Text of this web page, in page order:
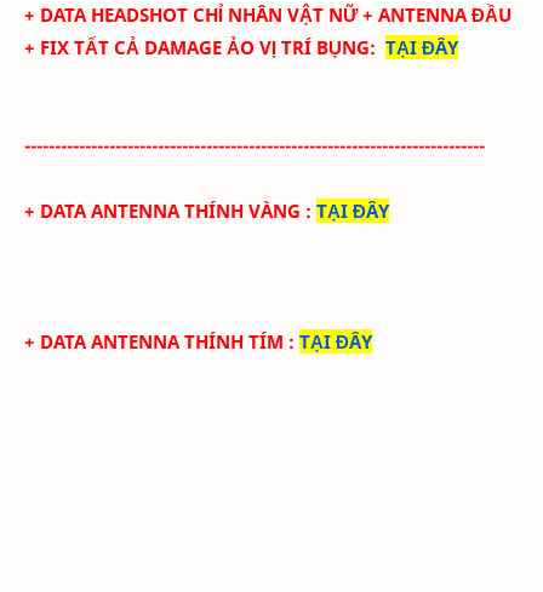
+ DATA HEADSHOT CHỈ NHÂN VẬT NỮ + ANTENNA ĐẦU
+ FIX TẤT CẢ DAMAGE ẢO VỊ TRÍ BỤNG: TẠI ĐÂY
----------------------------------------------------------------------------
+ DATA ANTENNA THÍNH VÀNG : TẠI ĐÂY
+ DATA ANTENNA THÍNH TÍM : TẠI ĐÂY